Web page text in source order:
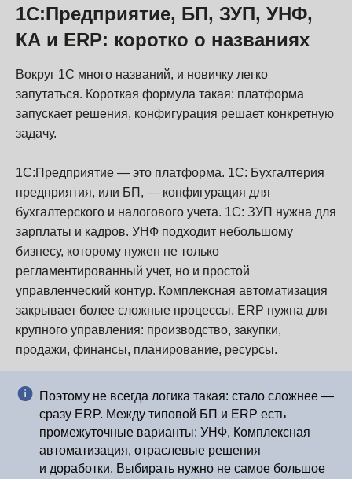
1С:Предприятие, БП, ЗУП, УНФ,
КА и ERP: коротко о названиях
Вокруг 1С много названий, и новичку легко
запутаться. Короткая формула такая: платформа
запускает решения, конфигурация решает конкретную
задачу.
1С:Предприятие — это платформа. 1С: Бухгалтерия
предприятия, или БП, — конфигурация для
бухгалтерского и налогового учета. 1С: ЗУП нужна для
зарплаты и кадров. УНФ подходит небольшому
бизнесу, которому нужен не только
регламентированный учет, но и простой
управленческий контур. Комплексная автоматизация
закрывает более сложные процессы. ERP нужна для
крупного управления: производство, закупки,
продажи, финансы, планирование, ресурсы.
Поэтому не всегда логика такая: стало сложнее —
сразу ERP. Между типовой БП и ERP есть
промежуточные варианты: УНФ, Комплексная
автоматизация, отраслевые решения
и доработки. Выбирать нужно не самое большое